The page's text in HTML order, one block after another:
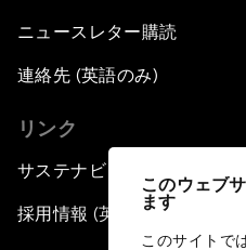
このウェブ
ます
このサイトで
ニュースレター購読
連絡先 (英語のみ)
リンク
サステナビリティへの取り組
採用情報 (英語のみ)